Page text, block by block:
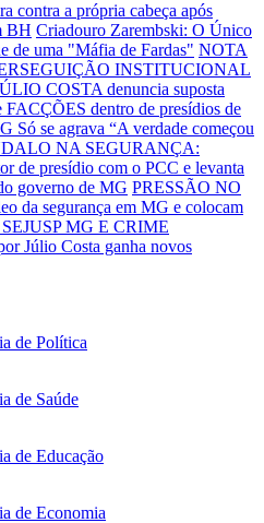
contra a própria cabeça após
BH Criadouro Zarembski: O Único
de uma "Máfia de Fardas" NOTA
INSTITUCIONAL
COSTA denuncia suposta
dentro de presídios de
Só se agrava “A verdade começou
NA SEGURANÇA:
de presídio com o PCC e levanta
governo de MG PRESSÃO NO
da segurança em MG e colocam
SEJUSP MG E CRIME
Júlio Costa ganha novos